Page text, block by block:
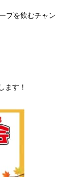
プを飲むチャン
ます！